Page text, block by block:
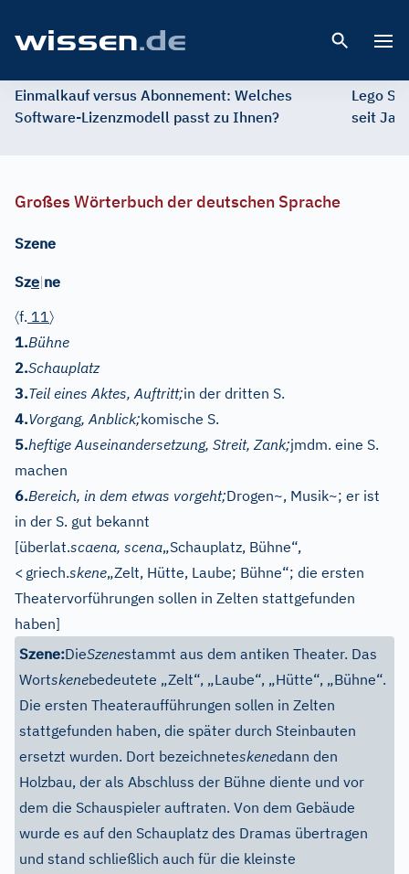
Einmalkauf versus Abonnement: Welches
Software-Lizenzmodell passt zu Ihnen?
Lego
seit
Großes Wörterbuch der deutschen Sprache
Szene
Sze|ne
〈f. 11〉
1.Bühne
2.Schauplatz
3.Teil eines Aktes, Auftritt;in der dritten S.
4.Vorgang, Anblick;komische S.
5.heftige Auseinandersetzung, Streit, Zank;jmdm. eine S.
machen
6.Bereich, in dem etwas vorgeht;Drogen~, Musik~; er ist
in der S. gut bekannt
[überlat.scaena, scena„Schauplatz, Bühne“,
< griech.skene„Zelt, Hütte, Laube; Bühne“; die ersten
Theatervorführungen sollen in Zelten stattgefunden
haben]
Szene:DieSzenestammt aus dem antiken Theater. Das
Wortskenebedeutete „Zelt“, „Laube“, „Hütte“, „Bühne“.
Die ersten Theateraufführungen sollen in Zelten
stattgefunden haben, die später durch Steinbauten
ersetzt wurden. Dort bezeichneteskenedann den
Holzbau, der als Abschluss der Bühne diente und vor
dem die Schauspieler auftraten. Von dem Gebäude
wurde es auf den Schauplatz des Dramas übertragen
und stand schließlich auch für die kleinste